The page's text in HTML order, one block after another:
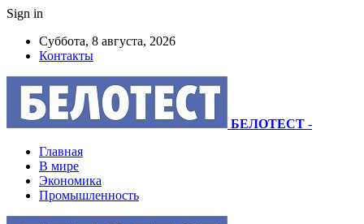
Sign in
Суббота, 8 августа, 2026
Контакты
БЕЛОТЕСТ -
Главная
В мире
Экономика
Промышленность